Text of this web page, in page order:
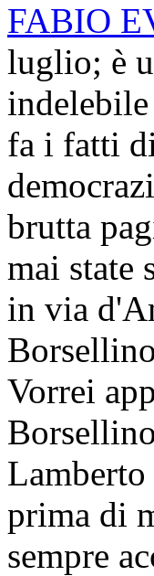
FABIO
luglio; è
fa i fatti
brutta
mai state
in via
Vorrei
prima di
sempre